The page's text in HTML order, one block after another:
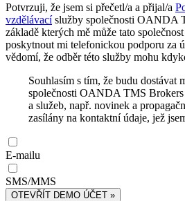
Potvrzuji, že jsem si přečetl/a a přijal/a
vzdělávacíslužby společnosti OANDA
základě kterých mě může tato
poskytnout mi telefonickou podporu za
vědomí, že odběr této služby mohu
Souhlasím s tím, že budu dostávat
společnosti OANDA TMS
a služeb, např. novinek a
zasílány na kontaktní údaje, jež
E-mailu
SMS/MMS
OTEVŘÍT DEMO ÚČET »